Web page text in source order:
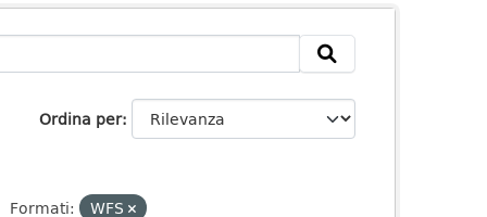
Ordina per
Formati: WFS